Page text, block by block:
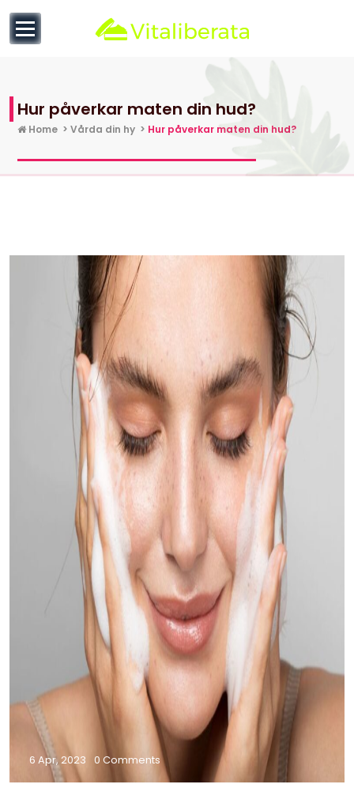
content
Hur påverkar maten din hud?
Home > Vårda din hy > Hur påverkar maten din hud?
6 Apr, 2023 0 Comments